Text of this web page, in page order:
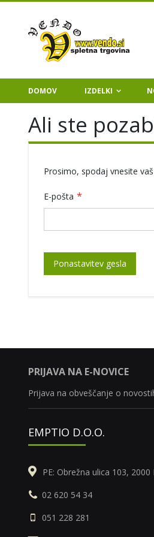
DOMOV IZDELKI
Ali ste
Prosimo, spodaj vnesite
E-pošta
Ponastavitev gesla
PRIJAVA NA E-NOVICE
Prijava na obveščanje o
EMPTIO D.O.O.
PE: Obrežna ulica 103,
02 620 54 34
051 228 281